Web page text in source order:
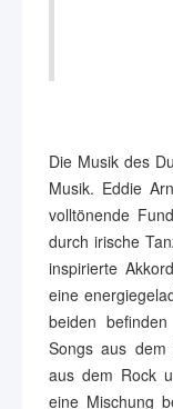
Die Musik des
Musik. Eddie
volltönende
durch irische
inspirierte
eine
beiden
Songs aus dem
aus dem Rock
eine Mischung